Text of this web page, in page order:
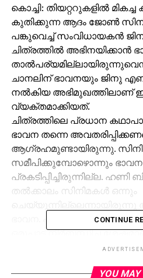
കൊച്ചി: തിയറ്ററുകളില്‍
കുതിക്കുന്ന ആദം ജോണ്‍
പങ്കുവെച്ച് സംവിധായകന്‍
ചിത്രത്തില്‍ അഭിനയിക്കാന്‍
ചാനലിന് ഭാവനയും ജിനു
നല്‍കിയ അഭിമുഖത്തിലാണ്
വ്യക്തമാക്കിയത്.
ചിത്രത്തിലെ പ്രധാന
ഭാവന തന്നെ
ആഗ്രഹമുണ്ടായിരുന്നു.
സമീപിക്കുമ്പോഴൊന്നും
പ്രകടിപ്പിച്ചിരുന്നില്ല. ഹണി
തല്‍ക്കാലം സിനിമകള്‍ ഒന്നും
ഭാവന. പിന്നീട് നടന്‍
ഒരുപാട് നിര്‍ബന്ധിച്ച
ഭാവന സമ്മതിച്ചതെന്ന്
നടന്നത്. ചിത്രീകരണം
CONTINUE
YOU